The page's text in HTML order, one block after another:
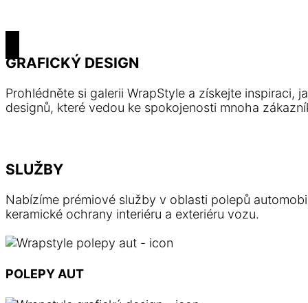
A jako bonus díky polepu zachováte lak auta v
GRAFICKÝ DESIGN
Prohlédněte si galerii WrapStyle a získejte inspiraci,
designů, které vedou ke spokojenosti mnoha
SLUŽBY
Nabízíme prémiové služby v oblasti polepů
keramické ochrany interiéru a exteriéru vozu.
POLEPY AUT